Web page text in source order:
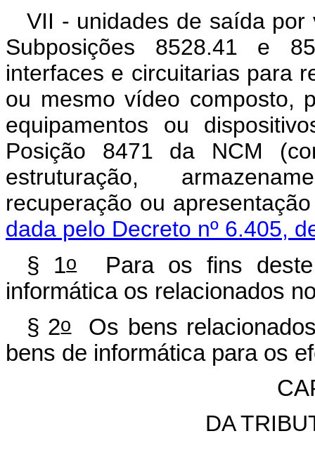
VII - unidades de saída por
Subposições 8528.41 e
interfaces e circuitarias para
ou mesmo vídeo composto,
equipamentos ou
Posição 8471 da NCM
estruturação,
recuperação ou
dada pelo Decreto nº 6.405,
§ 1oPara os fins deste
informática os relacionados
§ 2oOs bens
bens de informática para os
DA